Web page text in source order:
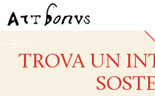
TROVA UN